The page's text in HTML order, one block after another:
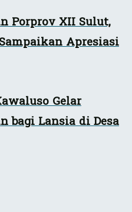
Porprov XII Sulut,
Apresiasi
Gelar
bagi Lansia di Desa